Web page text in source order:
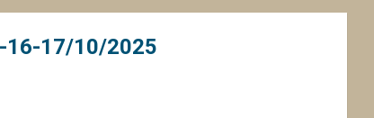
16-17/10/2025